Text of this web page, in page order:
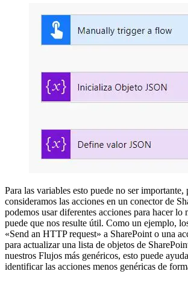
Para las variables esto puede no ser importante,
consideramos las acciones en un conector de
podemos usar diferentes acciones para hacer lo
puede que nos resulte útil. Como un ejemplo,
«Send an HTTP request» a SharePoint o una
para actualizar una lista de objetos de
nuestros Flujos más genéricos, esto puede
identificar las acciones menos genéricas de